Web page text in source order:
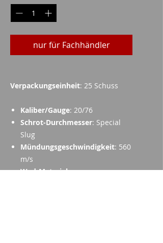
nur für Fachhändler
Verpackungseinheit: 25 Schuss
Kaliber/Gauge: 20/76
Schrot-Durchmesser: Special
Slug
Mündungsgeschwindigkeit: 560
m/s
Wad-Material: -